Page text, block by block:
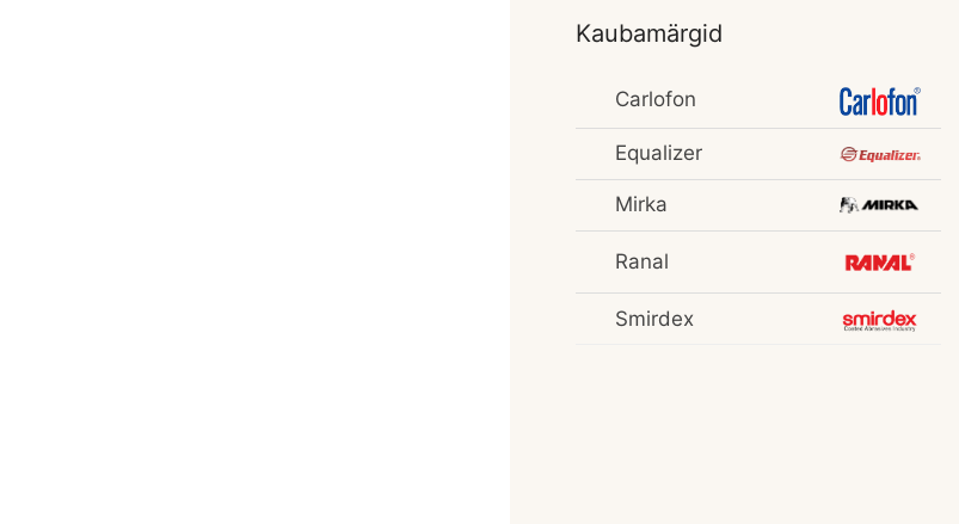
Kaubamärgid
Carlofon
Equalizer
Mirka
Ranal
Smirdex